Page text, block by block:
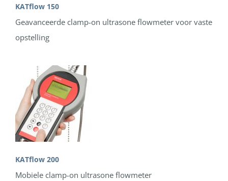
KATflow 150
Geavanceerde clamp-on ultrasone flowmeter voor vaste
opstelling
KATflow 200
Mobiele clamp-on ultrasone flowmeter